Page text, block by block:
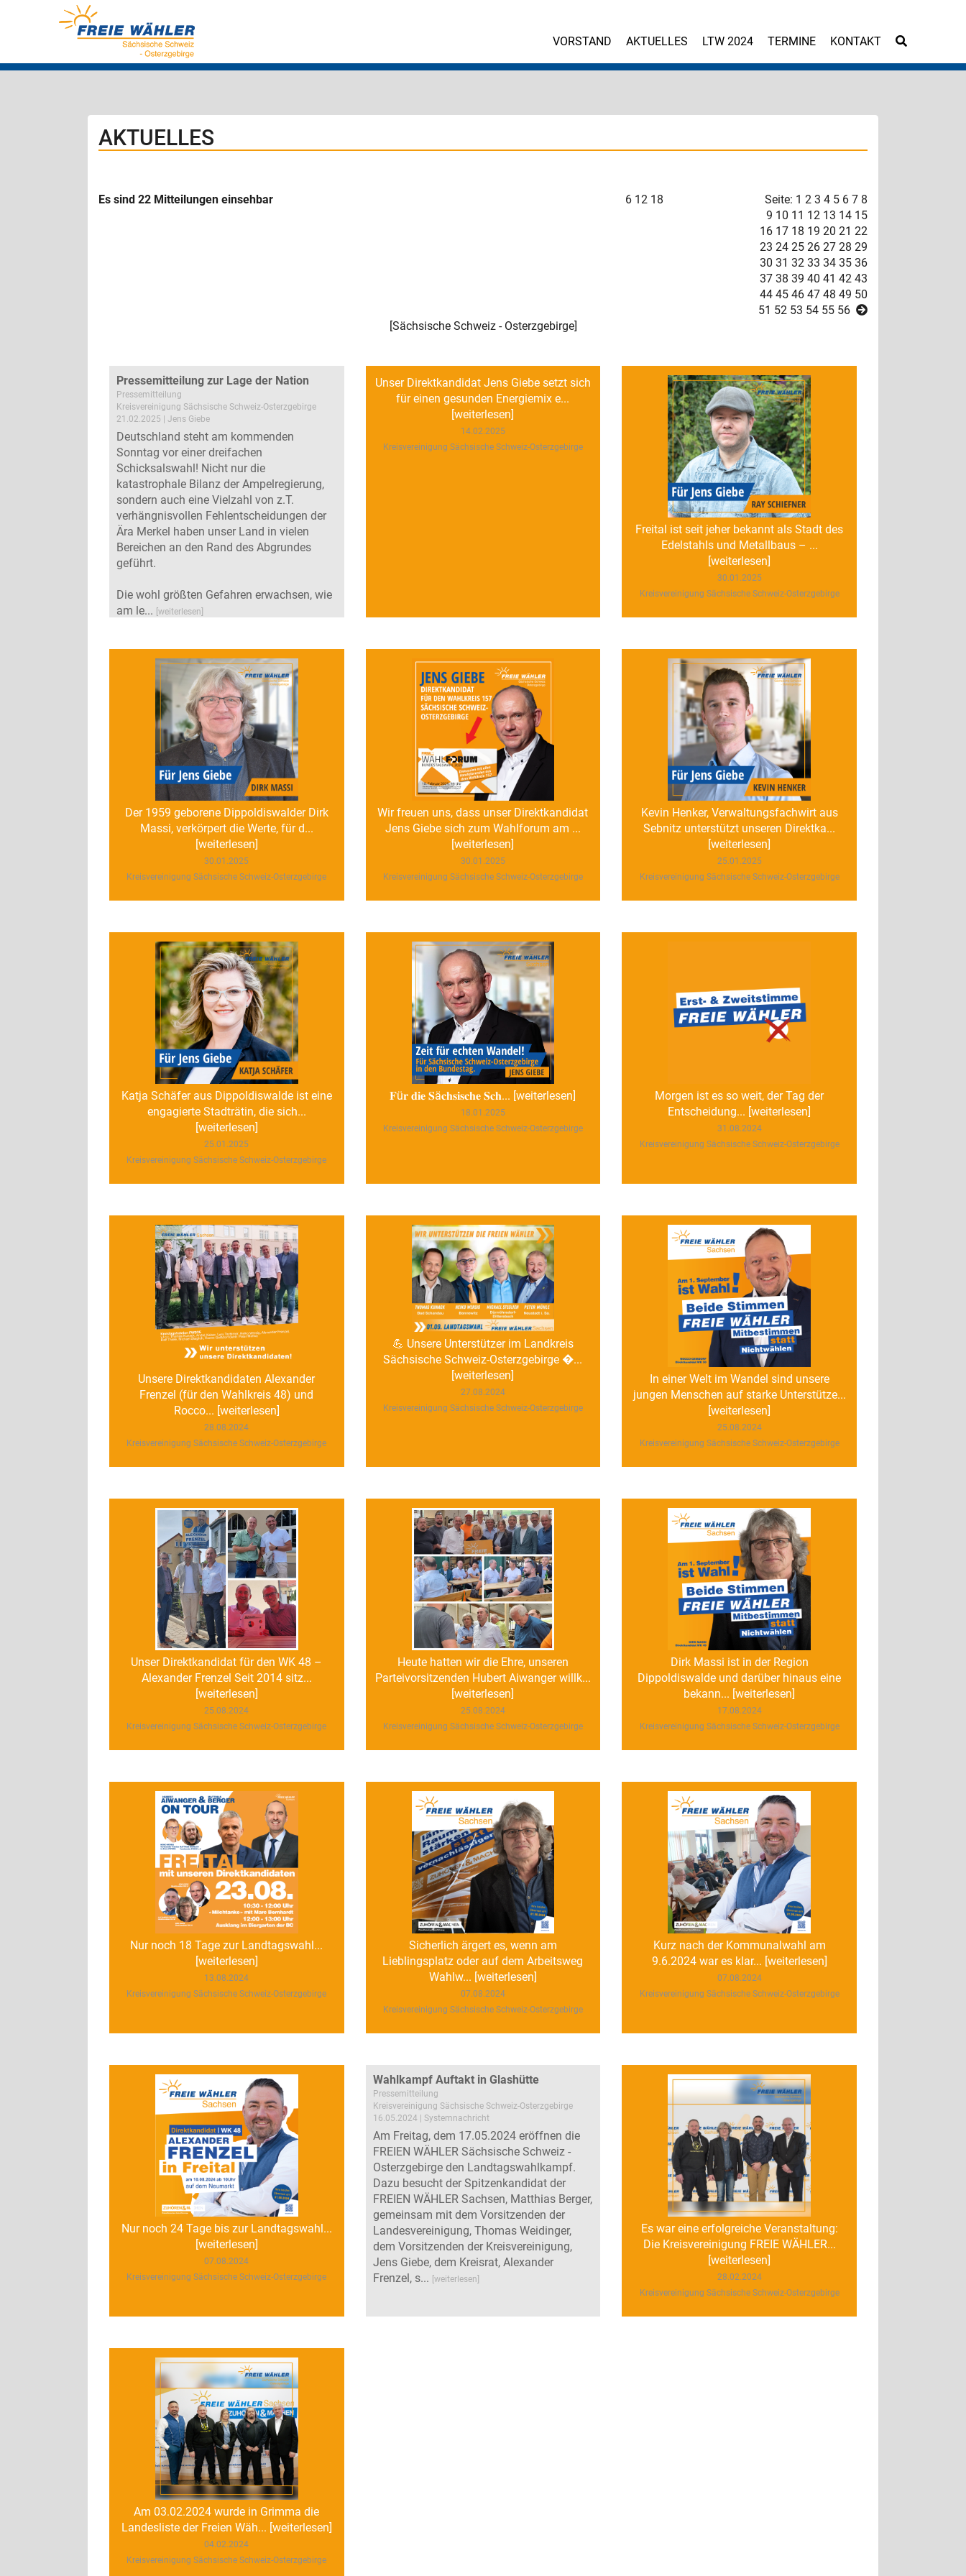
VORSTAND AKTUELLES LTW 2024 TERMINE KONTAKT
AKTUELLES
Es sind 22 Mitteilungen einsehbar 6 12 18 Seite: 1 2 3 4 5 6 7 8
9 10 11 12 13 14 15
16 17 18 19 20 21 22
23 24 25 26 27 28 29
30 31 32 33 34 35 36
37 38 39 40 41 42 43
44 45 46 47 48 49 50
51 52 53 54 55 56
[Sächsische Schweiz - Osterzgebirge]
Pressemitteilung zur Lage der Nation
Pressemitteilung
Kreisvereinigung Sächsische Schweiz-Osterzgebirge
21.02.2025 | Jens Giebe
Deutschland steht am kommenden
Sonntag vor einer dreifachen
Schicksalswahl! Nicht nur die
katastrophale Bilanz der Ampelregierung,
sondern auch eine Vielzahl von z.T.
verhängnisvollen Fehlentscheidungen der
Ära Merkel haben unser Land in vielen
Bereichen an den Rand des Abgrundes
geführt.
Die wohl größten Gefahren erwachsen, wie
am le... [weiterlesen]
Unser Direktkandidat Jens Giebe setzt sich
für einen gesunden Energiemix e...
[weiterlesen]
14.02.2025
Kreisvereinigung Sächsische Schweiz-Osterzgebirge
Freital ist seit jeher bekannt als Stadt des
Edelstahls und Metallbaus – ...
[weiterlesen]
30.01.2025
Kreisvereinigung Sächsische Schweiz-Osterzgebirge
Der 1959 geborene Dippoldiswalder Dirk
Massi, verkörpert die Werte, für d...
[weiterlesen]
30.01.2025
Kreisvereinigung Sächsische Schweiz-Osterzgebirge
Wir freuen uns, dass unser Direktkandidat
Jens Giebe sich zum Wahlforum am ...
[weiterlesen]
30.01.2025
Kreisvereinigung Sächsische Schweiz-Osterzgebirge
Kevin Henker, Verwaltungsfachwirt aus
Sebnitz unterstützt unseren Direktka...
[weiterlesen]
25.01.2025
Kreisvereinigung Sächsische Schweiz-Osterzgebirge
Katja Schäfer aus Dippoldiswalde ist eine
engagierte Stadträtin, die sich...
[weiterlesen]
25.01.2025
Kreisvereinigung Sächsische Schweiz-Osterzgebirge
𝐅ü𝐫 𝐝𝐢𝐞 𝐒ä𝐜𝐡𝐬𝐢𝐬𝐜𝐡𝐞 𝐒𝐜𝐡... [weiterlesen]
18.01.2025
Kreisvereinigung Sächsische Schweiz-Osterzgebirge
Morgen ist es so weit, der Tag der
Entscheidung... [weiterlesen]
31.08.2024
Kreisvereinigung Sächsische Schweiz-Osterzgebirge
Unsere Direktkandidaten Alexander
Frenzel (für den Wahlkreis 48) und
Rocco... [weiterlesen]
28.08.2024
Kreisvereinigung Sächsische Schweiz-Osterzgebirge
💪 Unsere Unterstützer im Landkreis
Sächsische Schweiz-Osterzgebirge �...
[weiterlesen]
27.08.2024
Kreisvereinigung Sächsische Schweiz-Osterzgebirge
In einer Welt im Wandel sind unsere
jungen Menschen auf starke Unterstütze...
[weiterlesen]
25.08.2024
Kreisvereinigung Sächsische Schweiz-Osterzgebirge
Unser Direktkandidat für den WK 48 –
Alexander Frenzel Seit 2014 sitz...
[weiterlesen]
25.08.2024
Kreisvereinigung Sächsische Schweiz-Osterzgebirge
Heute hatten wir die Ehre, unseren
Parteivorsitzenden Hubert Aiwanger willk...
[weiterlesen]
25.08.2024
Kreisvereinigung Sächsische Schweiz-Osterzgebirge
Dirk Massi ist in der Region
Dippoldiswalde und darüber hinaus eine
bekann... [weiterlesen]
17.08.2024
Kreisvereinigung Sächsische Schweiz-Osterzgebirge
Nur noch 18 Tage zur Landtagswahl...
[weiterlesen]
13.08.2024
Kreisvereinigung Sächsische Schweiz-Osterzgebirge
Sicherlich ärgert es, wenn am
Lieblingsplatz oder auf dem Arbeitsweg
Wahlw... [weiterlesen]
07.08.2024
Kreisvereinigung Sächsische Schweiz-Osterzgebirge
Kurz nach der Kommunalwahl am
9.6.2024 war es klar... [weiterlesen]
07.08.2024
Kreisvereinigung Sächsische Schweiz-Osterzgebirge
Nur noch 24 Tage bis zur Landtagswahl...
[weiterlesen]
07.08.2024
Kreisvereinigung Sächsische Schweiz-Osterzgebirge
Wahlkampf Auftakt in Glashütte
Pressemitteilung
Kreisvereinigung Sächsische Schweiz-Osterzgebirge
16.05.2024 | Systemnachricht
Am Freitag, dem 17.05.2024 eröffnen die
FREIEN WÄHLER Sächsische Schweiz -
Osterzgebirge den Landtagswahlkampf.
Dazu besucht der Spitzenkandidat der
FREIEN WÄHLER Sachsen, Matthias Berger,
gemeinsam mit dem Vorsitzenden der
Landesvereinigung, Thomas Weidinger,
dem Vorsitzenden der Kreisvereinigung,
Jens Giebe, dem Kreisrat, Alexander
Frenzel, s... [weiterlesen]
Es war eine erfolgreiche Veranstaltung:
Die Kreisvereinigung FREIE WÄHLER...
[weiterlesen]
28.02.2024
Kreisvereinigung Sächsische Schweiz-Osterzgebirge
Am 03.02.2024 wurde in Grimma die
Landesliste der Freien Wäh... [weiterlesen]
04.02.2024
Kreisvereinigung Sächsische Schweiz-Osterzgebirge